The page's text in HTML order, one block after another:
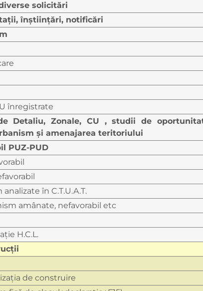
solicitări
înștiințări, notificări
înregistrate
Detaliu, Zonale, CU , studii de
şi amenajarea teritoriului
PUZ-PUD
în C.T.U.A.T.
amânate, nefavorabil etc
H.C.L.
de construire